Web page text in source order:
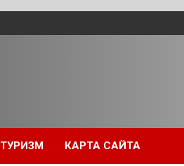
ТУРИЗМ КАРТА САЙТА